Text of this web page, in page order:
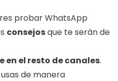
probar WhatsApp
consejos que te serán de
en el resto de canales.
usas de manera